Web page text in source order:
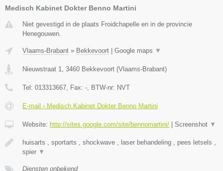
Medisch Kabinet Dokter Benno Martini
Niet gevestigd in de plaats Froidchapelle en in de provincie
Henegouwen.
Vlaams-Brabant » Bekkevoort Google maps ▼
Nieuwstraat 1 3460 Bekkevoort (Vlaams-Brabant)
Tel: 013313667 , Fax: - , BTW-nr: NVT
E-mail › Medisch Kabinet Dokter Benno Martini
Website: http://sites.google.com/site/bennomartini/ Screenshot ▼
huisarts , sportarts , shockwave , laser behandeling , pees letsels ,
spier ▼
Diensten onbekend